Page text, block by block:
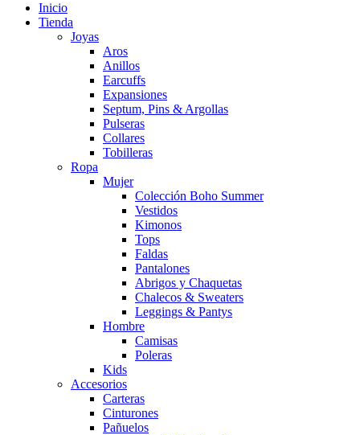
Inicio
Tienda
Joyas
Aros
Anillos
Earcuffs
Expansiones
Septum, Pins & Argollas
Pulseras
Collares
Tobilleras
Ropa
Mujer
Colección Boho Summer
Vestidos
Kimonos
Tops
Faldas
Pantalones
Abrigos y Chaquetas
Chalecos & Sweaters
Leggings & Pantys
Hombre
Camisas
Poleras
Kids
Accesorios
Carteras
Cinturones
Pañuelos